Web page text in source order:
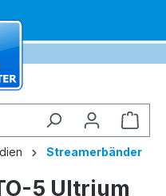
Streamerbänder
5 Ultrium